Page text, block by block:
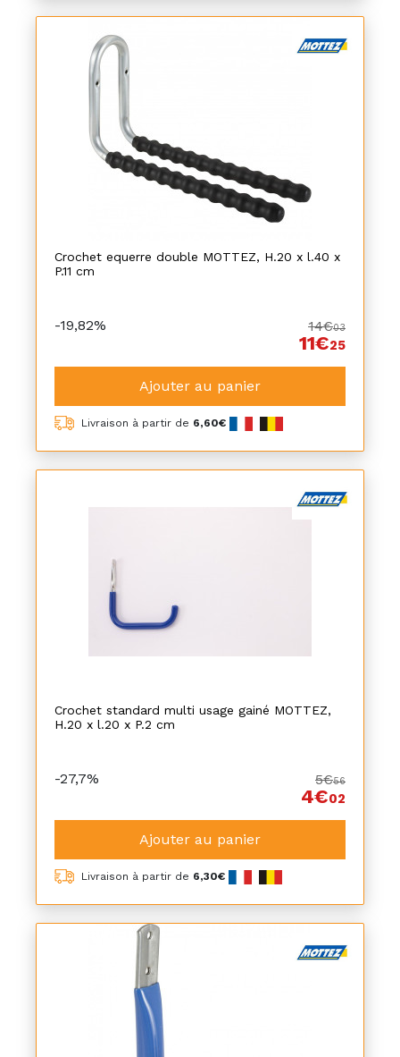
Crochet equerre double MOTTEZ, H.20 x l.40 x
P.11 cm
-19,82% 14€03
11€25
Ajouter au panier
Livraison à partir de 6,60€
Crochet standard multi usage gainé MOTTEZ,
H.20 x l.20 x P.2 cm
-27,7% 5€56
4€02
Ajouter au panier
Livraison à partir de 6,30€